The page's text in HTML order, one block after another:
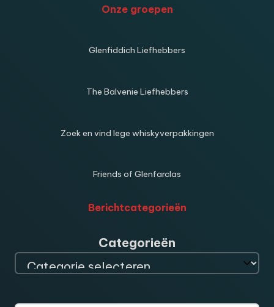
Onze groepen
Glenfiddich Liefhebbers
The Balvenie Liefhebbers
Zoek en vind lege whiskyverpakkingen
Friends of Glenfarclas
Berichtcategorieën
Categorieën